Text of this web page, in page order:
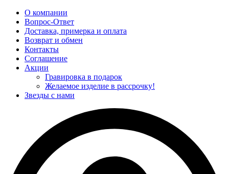
О компании
Вопрос-Ответ
Доставка, примерка и оплата
Возврат и обмен
Контакты
Соглашение
Акции
Гравировка в подарок
Желаемое изделие в рассрочку!
Звезды с нами